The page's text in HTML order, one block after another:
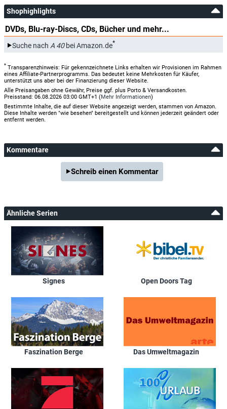
Shophighlights
DVDs, Blu-ray-Discs, CDs, Bücher und mehr...
Suche nach A 40bei Amazon.de*
* Transparenzhinweis: Für gekennzeichnete Links erhalten wir Provisionen im Rahmen
eines Affiliate-Partnerprogramms. Das bedeutet keine Mehrkosten für Käufer,
unterstützt uns aber bei der Finanzierung dieser Website.
Alle Preisangaben ohne Gewähr, Preise ggf. plus Porto & Versandkosten.
Preisstand: 06.08.2026 03:00 GMT+1 (Mehr Informationen)
Bestimmte Inhalte, die auf dieser Website angezeigt werden, stammen von Amazon.
Diese Inhalte werden "wie besehen" bereitgestellt und können jederzeit geändert oder
entfernt werden.
Kommentare
Schreib einen Kommentar
Ähnliche Serien
Signes Open Doors Tag
Faszination Berge Das Umweltmagazin